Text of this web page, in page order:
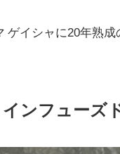
ゲイシャに20年熟
ンフューズ